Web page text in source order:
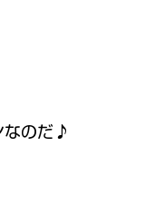
なのだ♪